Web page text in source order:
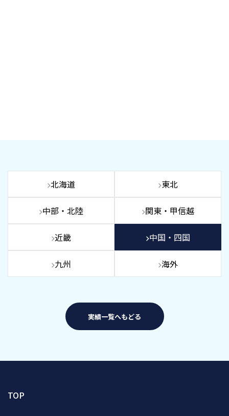
北海道 東北
中部・北陸 関東・甲信越
近畿 中国・四国
九州 海外
実績一覧へもどる
TOP